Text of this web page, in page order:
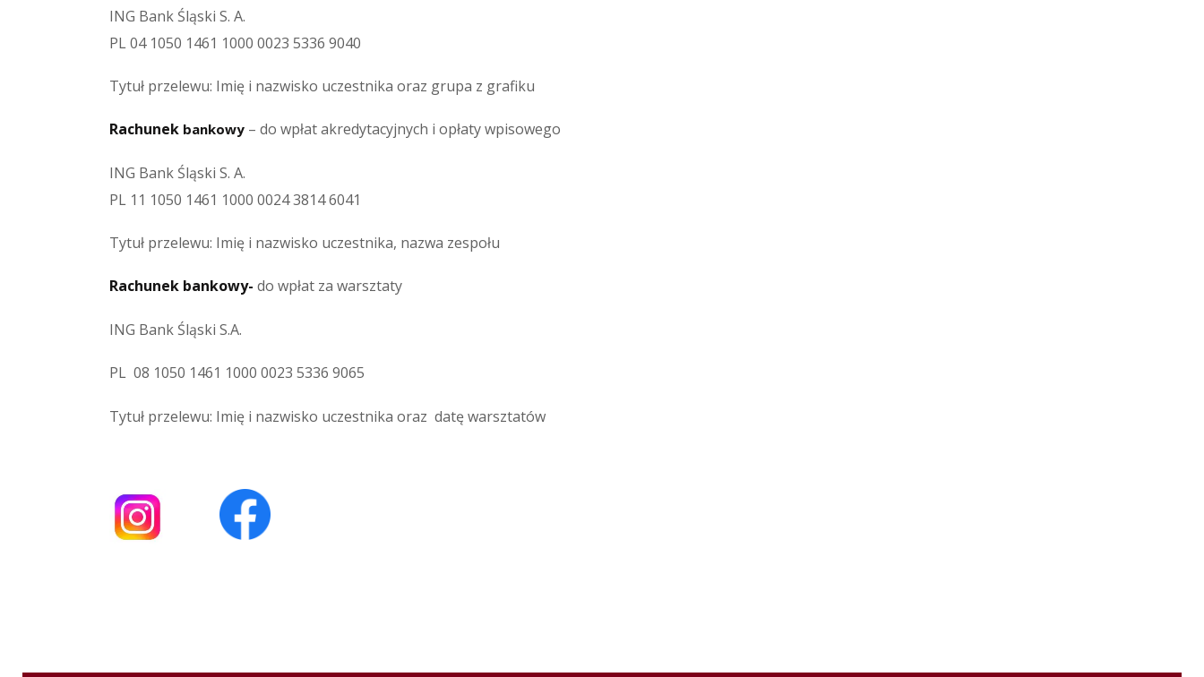
ING Bank Śląski S. A.
PL 04 1050 1461 1000 0023 5336 9040
Tytuł przelewu: Imię i nazwisko uczestnika oraz grupa z grafiku
Rachunek bankowy – do wpłat akredytacyjnych i opłaty wpisowego
ING Bank Śląski S. A.
PL 11 1050 1461 1000 0024 3814 6041
Tytuł przelewu: Imię i nazwisko uczestnika, nazwa zespołu
Rachunek bankowy- do wpłat za warsztaty
ING Bank Śląski S.A.
PL 08 1050 1461 1000 0023 5336 9065
Tytuł przelewu: Imię i nazwisko uczestnika oraz datę warsztatów